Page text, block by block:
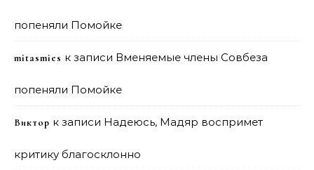
попеняли Помойке
mitasmies к записи Вменяемые члены Совбеза
попеняли Помойке
Виктор к записи Надеюсь, Мадяр воспримет
критику благосклонно